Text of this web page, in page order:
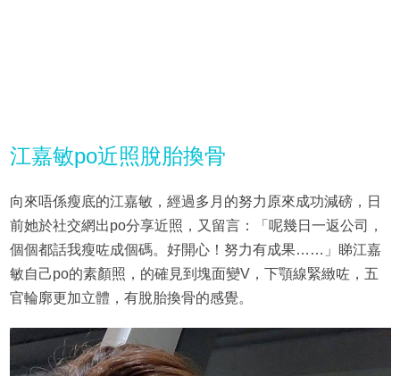
江嘉敏po近照脫胎換骨
向來唔係瘦底的江嘉敏，經過多月的努力原來成功減磅，日
前她於社交網出po分享近照，又留言：「呢幾日一返公司，
個個都話我瘦咗成個碼。好開心！努力有成果……」睇江嘉
敏自己po的素顏照，的確見到塊面變V，下顎線緊緻咗，五
官輪廓更加立體，有脫胎換骨的感覺。